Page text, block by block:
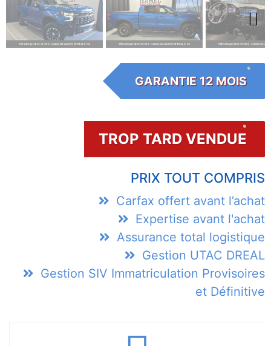
Next
GARANTIE 12 MOIS
TROP TARD VENDUE
PRIX TOUT COMPRIS
Carfax offert avant l’achat
Expertise avant l'achat
Assurance total logistique
Gestion UTAC DREAL
Gestion SIV Immatriculation Provisoires
et Définitive